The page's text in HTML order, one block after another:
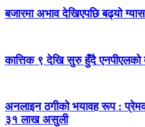
बजारमा अभाव देखिएपछि बढ्यो
कात्तिक ९ देखि सुरु हुँदै
अनलाइन ठगीको भयावह रूप :
३१ लाख असुली